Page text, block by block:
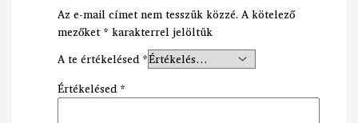
Az e-mail címet nem tesszük közzé. A kötelező
mezőket * karakterrel jelöltük
A te értékelésed *
Értékelésed *